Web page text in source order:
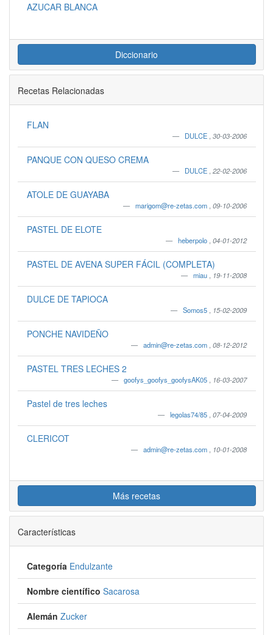
AZUCAR BLANCA
Diccionario
Recetas Relacionadas
FLAN
DULCE 30-03-2006
PANQUE CON QUESO CREMA
DULCE 22-02-2006
ATOLE DE GUAYABA
marigom@re-zetas.com 09-10-2006
PASTEL DE ELOTE
heberpolo 04-01-2012
PASTEL DE AVENA SUPER FÁCIL (COMPLETA)
miau 19-11-2008
DULCE DE TAPIOCA
Somos5 15-02-2009
PONCHE NAVIDEÑO
admin@re-zetas.com 08-12-2012
PASTEL TRES LECHES 2
goofys_goofys_goofysAK05 16-03-2007
Pastel de tres leches
legolas74/85 07-04-2009
CLERICOT
admin@re-zetas.com 10-01-2008
Más recetas
Características
Categoría Endulzante
Nombre científico Sacarosa
Alemán Zucker